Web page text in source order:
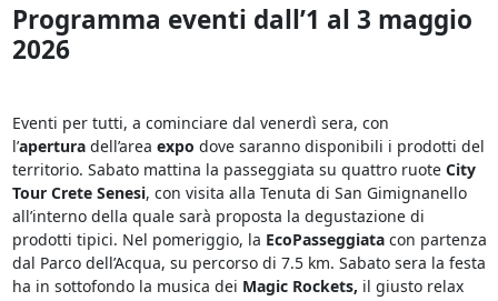
Programma eventi dall’1 al 3 maggio
2026
Eventi per tutti, a cominciare dal venerdì sera, con
l’aperturadell’area expo dove saranno disponibili i prodotti del
territorio. Sabato mattina la passeggiata su quattro ruote City
Tour Crete Senesi, con visita alla Tenuta di San Gimignanello
all’interno della quale sarà proposta la degustazione di
prodotti tipici. Nel pomeriggio, la EcoPasseggiatacon partenza
dal Parco dell’Acqua, su percorso di 7.5 km. Sabato sera la festa
ha in sottofondo la musica dei Magic Rockets, il giusto relax